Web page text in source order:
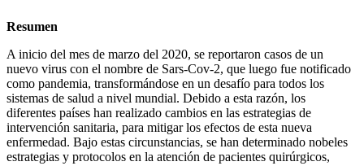
Resumen
A inicio del mes de marzo del 2020, se reportaron casos de un
nuevo virus con el nombre de Sars-Cov-2, que luego fue notificado
como pandemia, transformándose en un desafío para todos los
sistemas de salud a nivel mundial. Debido a esta razón, los
diferentes países han realizado cambios en las estrategias de
intervención sanitaria, para mitigar los efectos de esta nueva
enfermedad. Bajo estas circunstancias, se han determinado nobeles
estrategias y protocolos en la atención de pacientes quirúrgicos,